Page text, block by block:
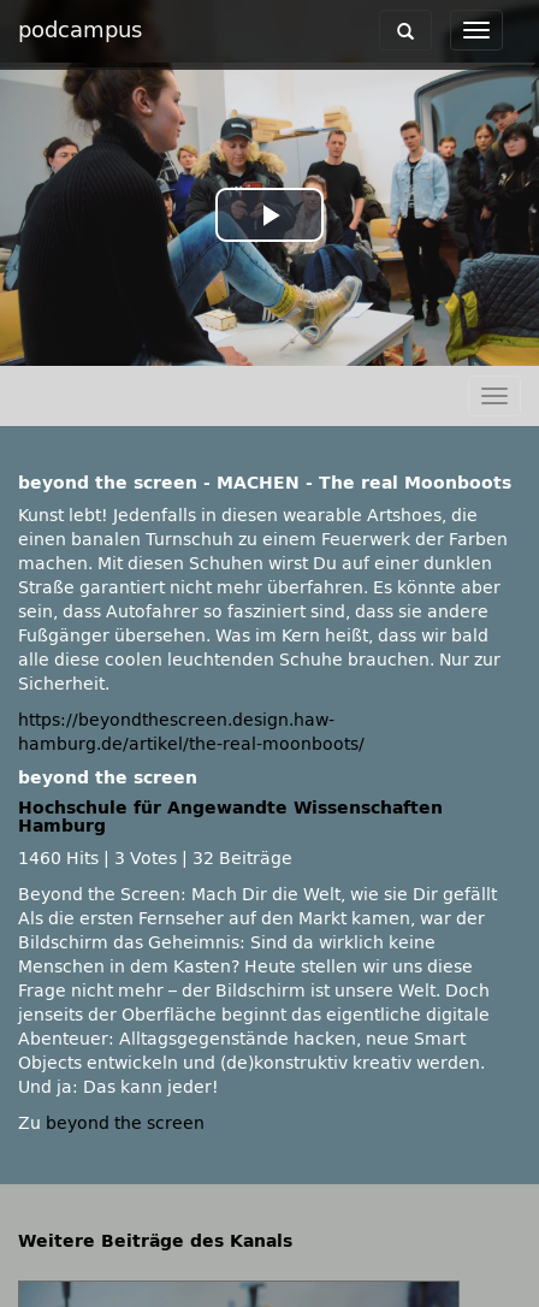
podcampus
Toggle
Toggle
navigation
Play
Video
beyond the screen - MACHEN - The real Moonboots
Kunst lebt! Jedenfalls in diesen wearable Artshoes, die
einen banalen Turnschuh zu einem Feuerwerk der Farben
machen. Mit diesen Schuhen wirst Du auf einer dunklen
Straße garantiert nicht mehr überfahren. Es könnte aber
sein, dass Autofahrer so fasziniert sind, dass sie andere
Fußgänger übersehen. Was im Kern heißt, dass wir bald
alle diese coolen leuchtenden Schuhe brauchen. Nur zur
Sicherheit.
https://beyondthescreen.design.haw-
hamburg.de/artikel/the-real-moonboots/
beyond the screen
Hochschule für Angewandte Wissenschaften
Hamburg
1460 Hits
3 Votes
32 Beiträge
Beyond the Screen: Mach Dir die Welt, wie sie Dir gefällt
Als die ersten Fernseher auf den Markt kamen, war der
Bildschirm das Geheimnis: Sind da wirklich keine
Menschen in dem Kasten? Heute stellen wir uns diese
Frage nicht mehr – der Bildschirm ist unsere Welt. Doch
jenseits der Oberfläche beginnt das eigentliche digitale
Abenteuer: Alltagsgegenstände hacken, neue Smart
Objects entwickeln und (de)konstruktiv kreativ werden.
Und ja: Das kann jeder!
Zu beyond the screen
Weitere Beiträge des Kanals